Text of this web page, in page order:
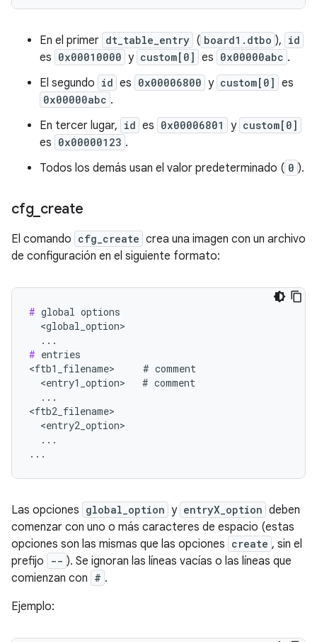
En el primer dt_table_entry ( board1.dtbo ), id
es 0x00010000 y custom[0] es 0x00000abc .
El segundo id es 0x00006800 y custom[0] es
0x00000abc .
En tercer lugar, id es 0x00006801 y custom[0]
es 0x00000123 .
Todos los demás usan el valor predeterminado ( 0 ).
cfg_ create
El comando cfg_create crea una imagen con un archivo
de configuración en el siguiente formato:
# global options
  <global_option>
# entries
<ftb1_filename>     # comment
  <entry1_option>   # comment
  ...
<ftb2_filename>
  <entry2_option>
  ...
...
Las opciones global_option y entryX_option deben
comenzar con uno o más caracteres de espacio (estas
opciones son las mismas que las opciones create , sin el
prefijo
-- ). Se ignoran las líneas vacías o las líneas que
comienzan con # .
Ejemplo: